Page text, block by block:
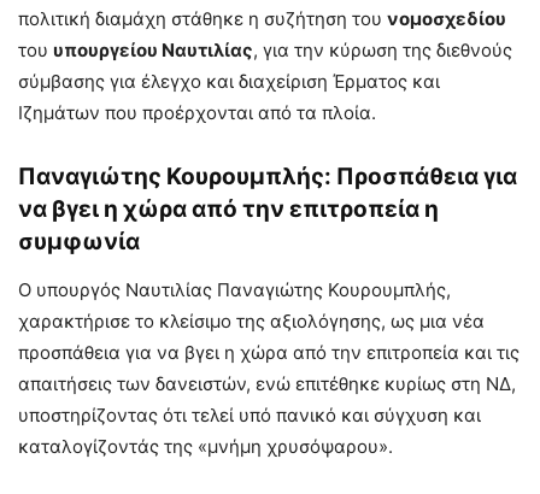
πολιτική διαμάχη στάθηκε η συζήτηση του νομοσχεδίου
του υπουργείου Ναυτιλίας, για την κύρωση της διεθνούς
σύμβασης για έλεγχο και διαχείριση Έρματος και
Ιζημάτων που προέρχονται από τα πλοία.
Παναγιώτης Κουρουμπλής: Προσπάθεια για
να βγει η χώρα από την επιτροπεία η
συμφωνία
Ο υπουργός Ναυτιλίας Παναγιώτης Κουρουμπλής,
χαρακτήρισε το κλείσιμο της αξιολόγησης, ως μια νέα
προσπάθεια για να βγει η χώρα από την επιτροπεία και τις
απαιτήσεις των δανειστών, ενώ επιτέθηκε κυρίως στη ΝΔ,
υποστηρίζοντας ότι τελεί υπό πανικό και σύγχυση και
καταλογίζοντάς της «μνήμη χρυσόψαρου».